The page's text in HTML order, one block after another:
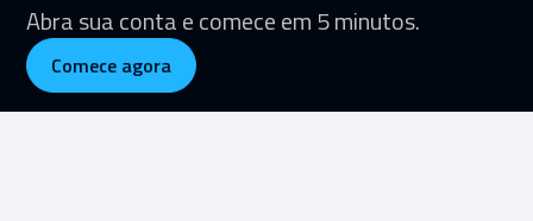
Abra sua conta e comece em 5 minutos.
Comece agora